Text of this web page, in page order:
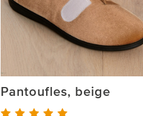
Pantoufles, beige